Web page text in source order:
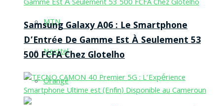
MTN
Nexttel
Orange
Samsung Galaxy A06 : Le Smartphone
D’Entrée De Gamme Est À Seulement 53
500 FCFA Chez Glotelho